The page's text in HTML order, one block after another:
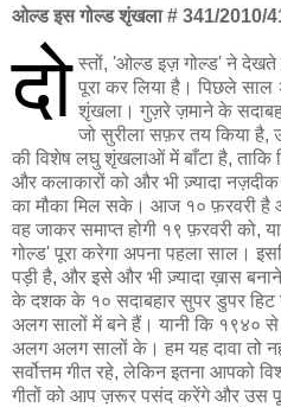
ओल्ड इस गोल्ड शृंखला # 341/2010/
दो स्तों, 'ओल्ड इज़ गोल्ड' ने
पूरा कर लिया है। पिछले
शृंखला। गुज़रे ज़माने के
जो सुरीला सफ़र तय किया है,
की विशेष लघु शृंखलाओं में बाँटा है,
और कलाकारों को और भी ज़्यादा
का मौका मिल सके। आज १० फ़रवरी
वह जाकर समाप्त होगी १९ फ़रवरी को,
गोल्ड' पूरा करेगा अपना पहला साल।
पड़ी है, और इसे और भी ज़्यादा ख़ास
के दशक के १० सदाबहार सुपर डुपर
अलग सालों में बने हैं। यानी कि १९४०
अलग अलग सालों के। हम यह दावा तो
सर्वोत्तम गीत रहे, लेकिन इतना आपको
गीतों को आप ज़रूर पसंद करेंगे और उस